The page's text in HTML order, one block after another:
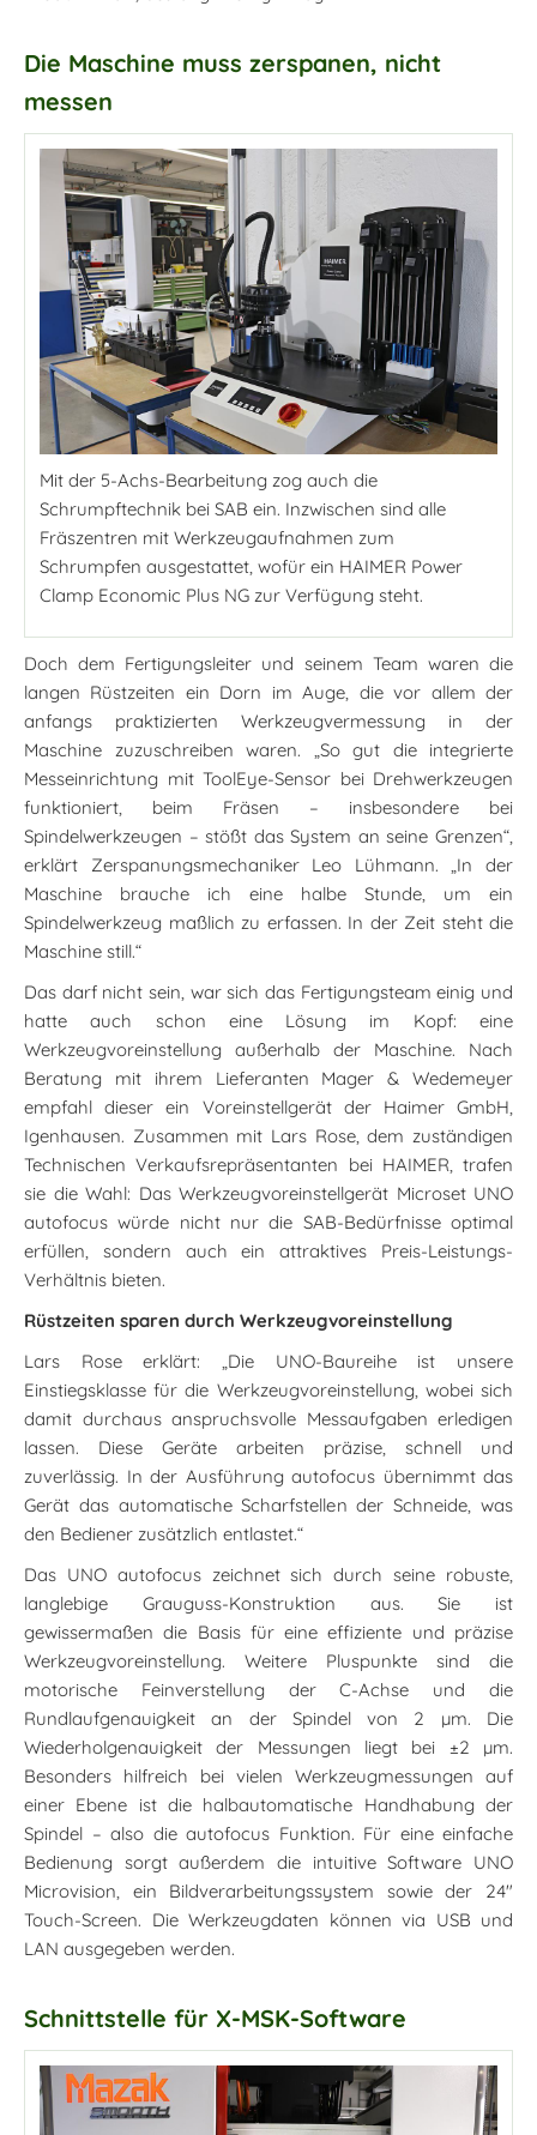
Die Maschine muss zerspanen, nicht
messen
Mit der 5-Achs-Bearbeitung zog auch die
Schrumpftechnik bei SAB ein. Inzwischen sind alle
Fräszentren mit Werkzeugaufnahmen zum
Schrumpfen ausgestattet, wofür ein HAIMER Power
Clamp Economic Plus NG zur Verfügung steht.
Doch dem Fertigungsleiter und seinem Team waren die
langen Rüstzeiten ein Dorn im Auge, die vor allem der
anfangs praktizierten Werkzeugvermessung in der
Maschine zuzuschreiben waren. „So gut die integrierte
Messeinrichtung mit ToolEye-Sensor bei Drehwerkzeugen
funktioniert, beim Fräsen – insbesondere bei
Spindelwerkzeugen – stößt das System an seine Grenzen“,
erklärt Zerspanungsmechaniker Leo Lühmann. „In der
Maschine brauche ich eine halbe Stunde, um ein
Spindelwerkzeug maßlich zu erfassen. In der Zeit steht die
Maschine still.“
Das darf nicht sein, war sich das Fertigungsteam einig und
hatte auch schon eine Lösung im Kopf: eine
Werkzeugvoreinstellung außerhalb der Maschine. Nach
Beratung mit ihrem Lieferanten Mager & Wedemeyer
empfahl dieser ein Voreinstellgerät der Haimer GmbH,
Igenhausen. Zusammen mit Lars Rose, dem zuständigen
Technischen Verkaufsrepräsentanten bei HAIMER, trafen
sie die Wahl: Das Werkzeugvoreinstellgerät Microset UNO
autofocus würde nicht nur die SAB-Bedürfnisse optimal
erfüllen, sondern auch ein attraktives Preis-Leistungs-
Verhältnis bieten.
Rüstzeiten sparen durch Werkzeugvoreinstellung
Lars Rose erklärt: „Die UNO-Baureihe ist unsere
Einstiegsklasse für die Werkzeugvoreinstellung, wobei sich
damit durchaus anspruchsvolle Messaufgaben erledigen
lassen. Diese Geräte arbeiten präzise, schnell und
zuverlässig. In der Ausführung autofocus übernimmt das
Gerät das automatische Scharfstellen der Schneide, was
den Bediener zusätzlich entlastet.“
Das UNO autofocus zeichnet sich durch seine robuste,
langlebige Grauguss-Konstruktion aus. Sie ist
gewissermaßen die Basis für eine effiziente und präzise
Werkzeugvoreinstellung. Weitere Pluspunkte sind die
motorische Feinverstellung der C-Achse und die
Rundlaufgenauigkeit an der Spindel von 2 µm. Die
Wiederholgenauigkeit der Messungen liegt bei ±2 µm.
Besonders hilfreich bei vielen Werkzeugmessungen auf
einer Ebene ist die halbautomatische Handhabung der
Spindel – also die autofocus Funktion. Für eine einfache
Bedienung sorgt außerdem die intuitive Software UNO
Microvision, ein Bildverarbeitungssystem sowie der 24"
Touch-Screen. Die Werkzeugdaten können via USB und
LAN ausgegeben werden.
Schnittstelle für X-MSK-Software